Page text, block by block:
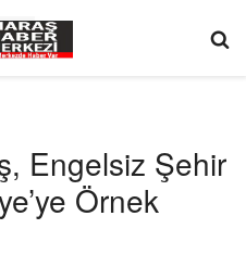
Engelsiz Şehir
Örnek